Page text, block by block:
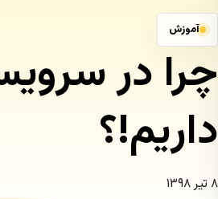
آموزش
چرا در
داریم!؟
۸ تیر ۱۳۹۸